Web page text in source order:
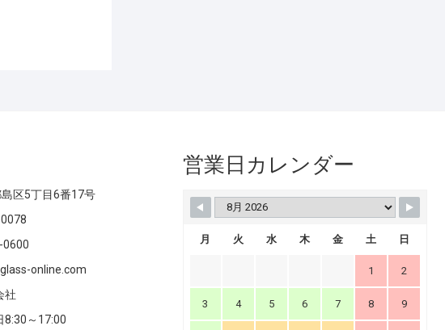
区5丁目6番17号
0600
online.com
社
8:30～17:00
営業日カレンダー
月 火 水 木 金 土 日
1 2
3 4 5 6 7 8 9